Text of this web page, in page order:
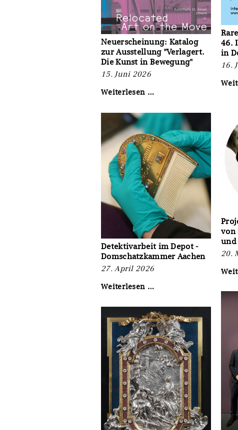
bis
zum
06.
September
2026
46.
in
16.
Neuerscheinung: Katalog
zur Ausstellung "Verlagert.
Die Kunst in Bewegung"
15. Juni 2026
Weiterlesen …Neuerscheinung:
zur
Ausstellung
"Verlagert.
Die
Kunst
in
Bewegung"
von
und
20.
Detektivarbeit im Depot -
Domschatzkammer Aachen
27. April 2026
Weiterlesen …Detektivarbeit
Depot
-
Domschatzkammer
Aachen